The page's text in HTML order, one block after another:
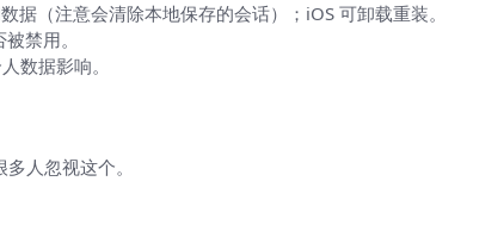
（注意会清除本地保存的会话）；iOS 可卸载重装。
禁用。
数据影响。
人忽视这个。